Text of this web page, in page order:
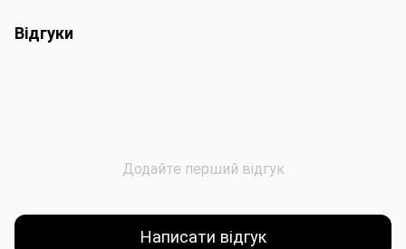
Відгуки
Додайте перший відгук
Написати відгук